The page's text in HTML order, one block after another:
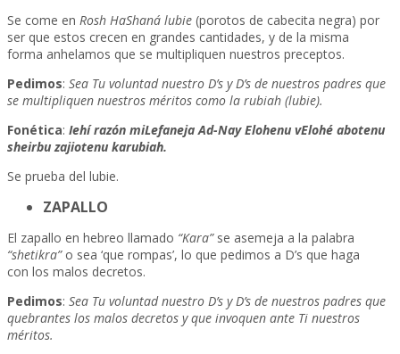
Se come en Rosh HaShaná lubie (porotos de cabecita negra) por
ser que estos crecen en grandes cantidades, y de la misma
forma anhelamos que se multipliquen nuestros preceptos.
Pedimos: Sea Tu voluntad nuestro D’s y D’s de nuestros padres que
se multipliquen nuestros méritos como la rubiah (lubie).
Fonética: Iehí razón miLefaneja Ad-Nay Elohenu vElohé abotenu
sheirbu zajiotenu karubiah.
Se prueba del lubie.
ZAPALLO
El zapallo en hebreo llamado “Kara”se asemeja a la palabra
“shetikra” o sea ‘que rompas’, lo que pedimos a D’s que haga
con los malos decretos.
Pedimos: Sea Tu voluntad nuestro D’s y D’s de nuestros padres que
quebrantes los malos decretos y que invoquen ante Ti nuestros
méritos.